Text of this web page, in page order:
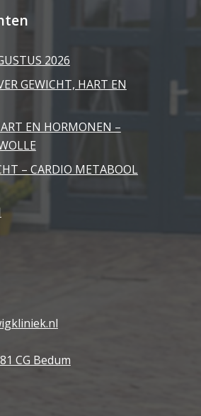
2026
GEWICHT, HART EN
EN HORMONEN –
– CARDIO METABOOL
CG Bedum